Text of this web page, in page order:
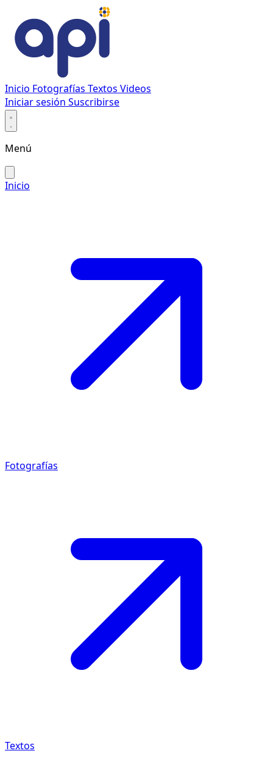
Inicio Fotografías Textos Videos
Iniciar sesión Suscribirse
Menú
Inicio
Fotografías
Textos